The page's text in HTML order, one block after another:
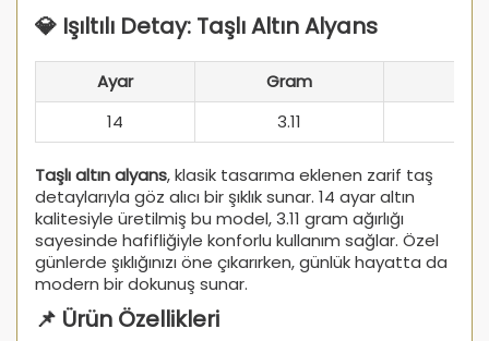
💎 Işıltılı Detay: Taşlı Altın Alyans
Ayar
Gram
14
3.11
Taşlı altın alyans, klasik tasarıma eklenen zarif taş
detaylarıyla göz alıcı bir şıklık sunar. 14 ayar altın
kalitesiyle üretilmiş bu model, 3.11 gram ağırlığı
sayesinde hafifliğiyle konforlu kullanım sağlar. Özel
günlerde şıklığınızı öne çıkarırken, günlük hayatta da
modern bir dokunuş sunar.
📌 Ürün Özellikleri